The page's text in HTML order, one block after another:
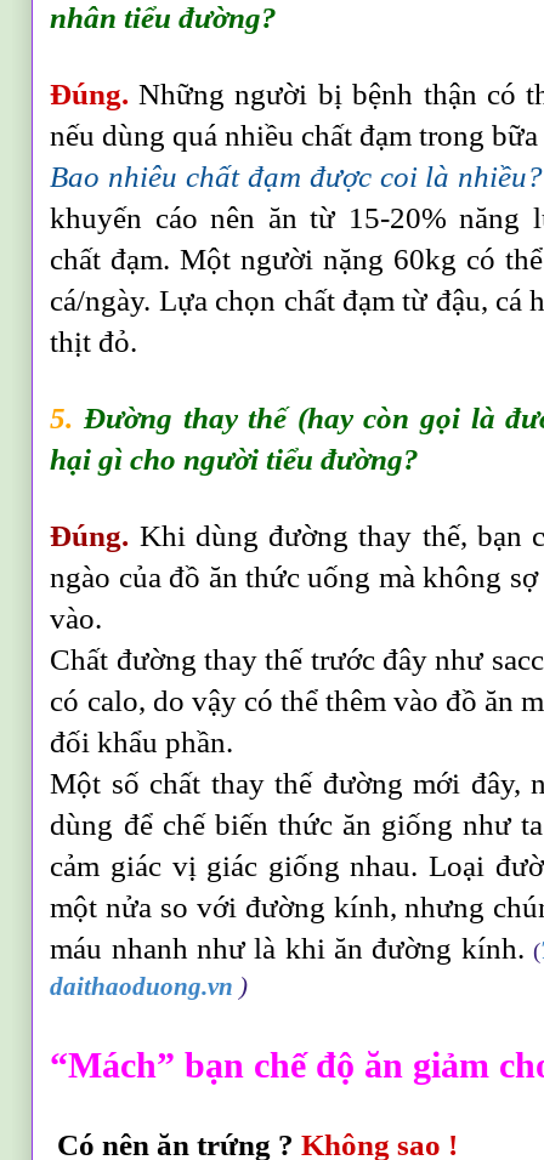
nhân tiểu đường?
Đúng. Những người bị bệnh thận có
nếu dùng quá nhiều chất đạm trong bữa
Bao nhiêu chất đạm được coi là nhiều?
khuyến cáo nên ăn từ 15-20% năng
chất đạm. Một người nặng 60kg có
cá/ngày. Lựa chọn chất đạm từ đậu, cá
thịt đỏ.
5. Đường thay thế (hay còn gọi là
hại gì cho người tiểu đường?
Đúng. Khi dùng đường thay thế, bạn
ngào của đồ ăn thức uống mà không
vào.
Chất đường thay thế trước đây như
có calo, do vậy có thể thêm vào đồ ăn
đối khẩu phần.
Một số chất thay thế đường mới đây,
dùng để chế biến thức ăn giống như
cảm giác vị giác giống nhau. Loại
một nửa so với đường kính, nhưng
máu nhanh như là khi ăn đường kính. (
daithaoduong.vn )
“Mách” bạn chế độ ăn giảm
Có nên ăn trứng ? Không sao !